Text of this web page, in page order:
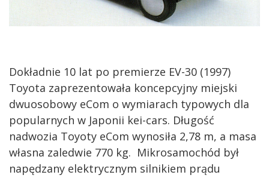
Dokładnie 10 lat po premierze EV-30 (1997)
Toyota zaprezentowała koncepcyjny miejski
dwuosobowy eCom o wymiarach typowych dla
popularnych w Japonii kei-cars. Długość
nadwozia Toyoty eCom wynosiła 2,78 m, a masa
własna zaledwie 770 kg. Mikrosamochód był
napędzany elektrycznym silnikiem prądu